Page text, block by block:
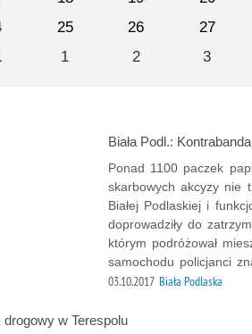
25 26 27
1 2 3
Biała Podl.:
Ponad 1100 paczek
skarbowych akcyzy nie
Białej Podlaskiej i
doprowadziły do
którym podróżował
samochodu policjanci
03.10.2017 Biała Podlaska
drogowy w Terespolu